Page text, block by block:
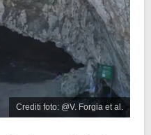
Crediti foto: @V. Forgia et al.